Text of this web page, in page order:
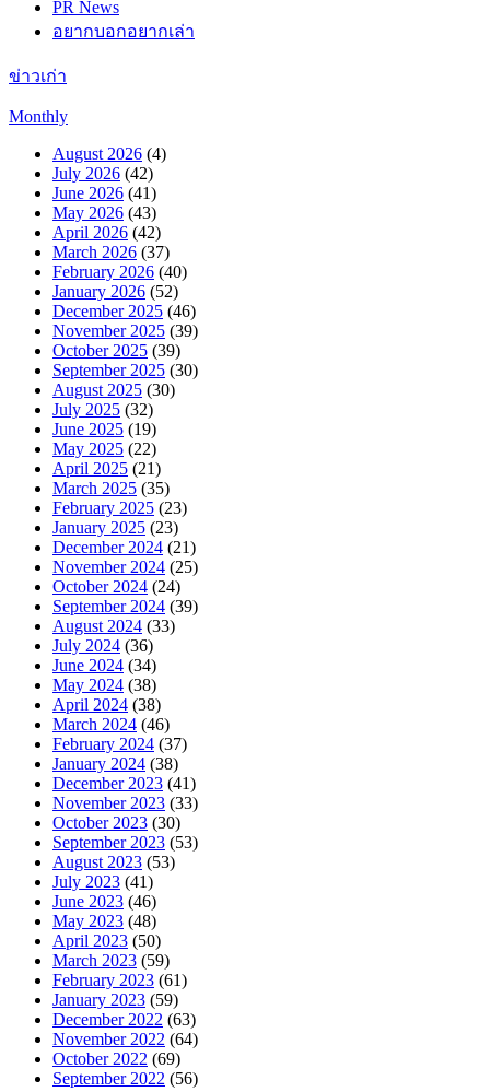
PR News
อยากบอกอยากเล่า
ข่าวเก่า
Monthly
August 2026 (4)
July 2026 (42)
June 2026 (41)
May 2026 (43)
April 2026 (42)
March 2026 (37)
February 2026 (40)
January 2026 (52)
December 2025 (46)
November 2025 (39)
October 2025 (39)
September 2025 (30)
August 2025 (30)
July 2025 (32)
June 2025 (19)
May 2025 (22)
April 2025 (21)
March 2025 (35)
February 2025 (23)
January 2025 (23)
December 2024 (21)
November 2024 (25)
October 2024 (24)
September 2024 (39)
August 2024 (33)
July 2024 (36)
June 2024 (34)
May 2024 (38)
April 2024 (38)
March 2024 (46)
February 2024 (37)
January 2024 (38)
December 2023 (41)
November 2023 (33)
October 2023 (30)
September 2023 (53)
August 2023 (53)
July 2023 (41)
June 2023 (46)
May 2023 (48)
April 2023 (50)
March 2023 (59)
February 2023 (61)
January 2023 (59)
December 2022 (63)
November 2022 (64)
October 2022 (69)
September 2022 (56)